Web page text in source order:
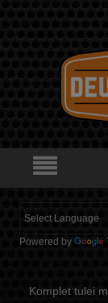
Powered by
Komplet tulei